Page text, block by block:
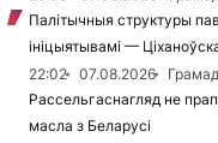
Палітычныя структуры
ініцыятывамі —
22:02
07.08.2026
Рассельгаснагляд не
масла з Беларусі